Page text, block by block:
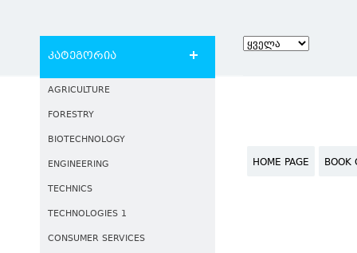
კატეგორია
AGRICULTURE
FORESTRY
BIOTECHNOLOGY
ENGINEERING
TECHNICS
TECHNOLOGIES 1
CONSUMER SERVICES
HOME PAGE BOOK